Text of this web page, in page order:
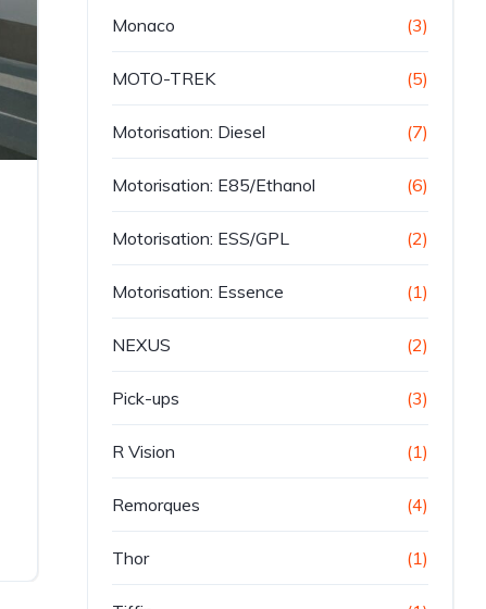
Monaco (3)
MOTO-TREK (5)
Motorisation: Diesel (7)
Motorisation: E85/Ethanol (6)
Motorisation: ESS/GPL (2)
Motorisation: Essence (1)
NEXUS (2)
Pick-ups (3)
R Vision (1)
Remorques (4)
Thor (1)